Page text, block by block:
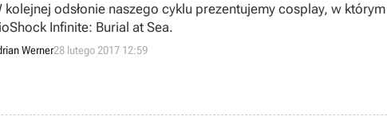
kolejnej odsłonie naszego cyklu prezentujemy cosplay, w
Infinite: Burial at Sea.
Werner28 lutego 2017 12:59